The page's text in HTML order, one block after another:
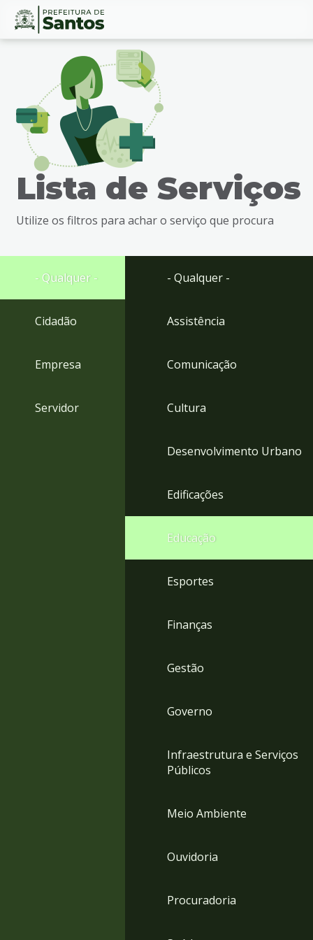
Ir
busca
Ir
rodapé
Conteúdo
Lista de Serviços
Utilize os filtros para achar o serviço que procura
- Qualquer -
Cidadão
Empresa
Servidor
- Qualquer -
Assistência
Comunicação
Cultura
Desenvolvimento Urbano
Edificações
Educação
Esportes
Finanças
Gestão
Governo
Infraestrutura e Serviços
Públicos
Meio Ambiente
Ouvidoria
Procuradoria